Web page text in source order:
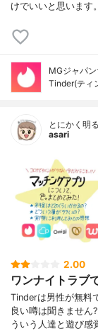
けでいいと思います
MGジャパ
Tinder(ティ
とにかく明
asari
2.00
ワンナイトラブ
Tinderは男性が無料
良い噂は聞きません
ういう人達と遊び感